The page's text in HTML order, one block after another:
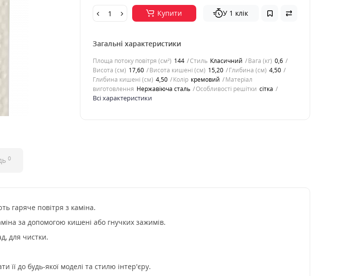
Купити У 1 клік
Загальні характеристики
Площа потоку повітря (см²) 144 Стиль Класичний Вага (кг) 0,6
Висота (см) 17,60 Висота кишені (см) 15,20 Глибина (см) 4,50
Глибина кишені (см) 4,50 Колір кремовий
Матеріал
виготовлення Нержавіюча сталь Особливості решітки сітка
Всі характеристики
0
гаряче повітря з каміна.
за допомогою кишені або гнучких зажимів.
для чистки.
її до будь-якої моделі та стилю інтер'єру.